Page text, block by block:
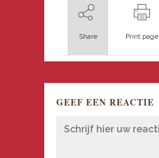
Share Print page
GEEF EEN REACTIE